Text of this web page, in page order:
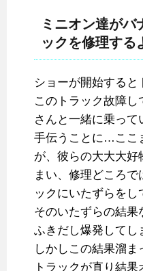
ミニオン達がバ
ックを修理する
ショーが開始すると
このトラック故障
さんと一緒に乗っ
手伝うことに…ここ
が、彼らの大大大好
まい、修理どころで
ックにいたずらを
そのいたずらの結
ふきだし爆発してし
しかしこの結果溜ま
トラックが直り結果